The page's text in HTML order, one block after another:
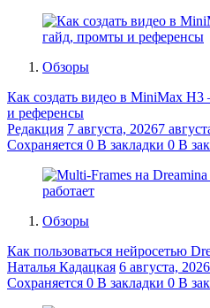
Обзоры
Как создать видео в MiniMax
и референсы
Редакция 7 августа, 20267
Сохраняется 0 В закладки 0 В
Обзоры
Как пользоваться нейросетью
Наталья Кадацкая 6 августа, 2026
Сохраняется 0 В закладки 0 В